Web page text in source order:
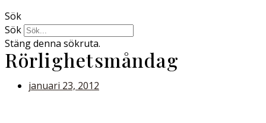
Sök
Sök
Stäng denna sökruta.
Rörlighetsmåndag
januari 23, 2012